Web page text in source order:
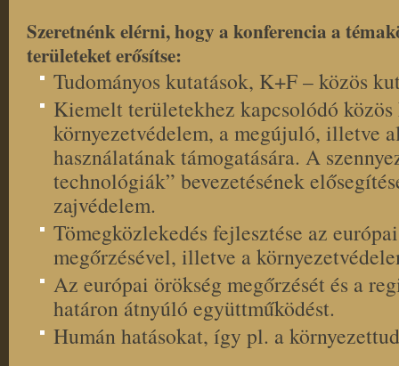
Szeretnénk elérni, hogy a konferencia a
területeket erősítse:
Tudományos kutatások, K+F – közös
Kiemelt területekhez kapcsolódó közös
környezetvédelem, a megújuló, illetve
használatának támogatására. A
technológiák” bevezetésének
zajvédelem.
Tömegközlekedés fejlesztése az
megőrzésével, illetve a
Az európai örökség megőrzését és a
határon átnyúló együttműködést.
Humán hatásokat, így pl. a